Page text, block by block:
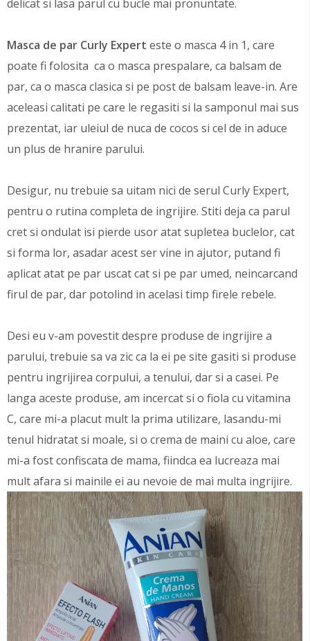
delicat si lasa parul cu bucle mai pronuntate.
Masca de par Curly Expert este o masca 4 in 1, care
poate fi folosita ca o masca prespalare, ca balsam de
par, ca o masca clasica si pe post de balsam leave-in. Are
aceleasi calitati pe care le regasiti si la samponul mai sus
prezentat, iar uleiul de nuca de cocos si cel de in aduce
un plus de hranire parului.
Desigur, nu trebuie sa uitam nici de serul Curly Expert,
pentru o rutina completa de ingrijire. Stiti deja ca parul
cret si ondulat isi pierde usor atat supletea buclelor, cat
si forma lor, asadar acest ser vine in ajutor, putand fi
aplicat atat pe par uscat cat si pe par umed, neincarcand
firul de par, dar potolind in acelasi timp firele rebele.
Desi eu v-am povestit despre produse de ingrijire a
parului, trebuie sa va zic ca la ei pe site gasiti si produse
pentru ingrijirea corpului, a tenului, dar si a casei. Pe
langa aceste produse, am incercat si o fiola cu vitamina
C, care mi-a placut mult la prima utilizare, lasandu-mi
tenul hidratat si moale, si o crema de maini cu aloe, care
mi-a fost confiscata de mama, fiindca ea lucreaza mai
mult afara si mainile ei au nevoie de mai multa ingrijire.